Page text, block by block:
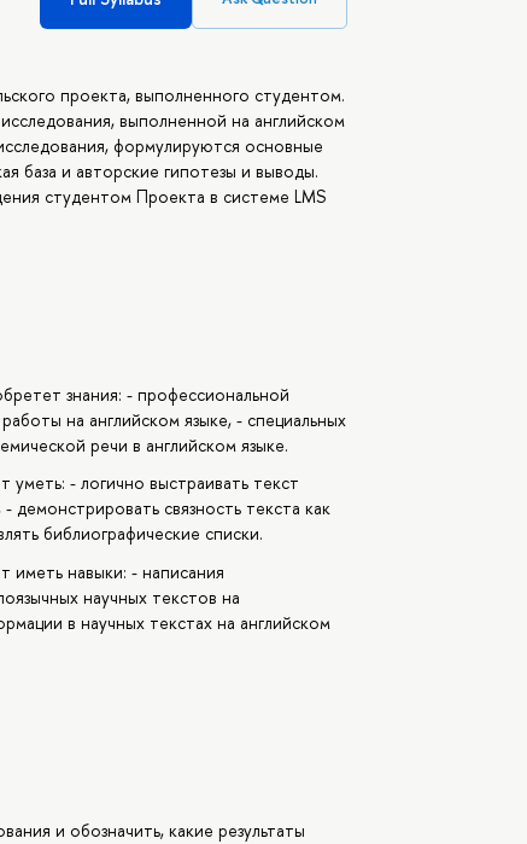
проекта, выполненного студентом.
выполненной на английском
формулируются основные
база и авторские гипотезы и выводы.
студентом Проекта в системе LMS
знания: - профессиональной
на английском языке, - специальных
речи в английском языке.
уметь: - логично выстраивать текст
демонстрировать связность текста как
библиографические списки.
иметь навыки: - написания
научных текстов на
в научных текстах на английском
и обозначить, какие результаты